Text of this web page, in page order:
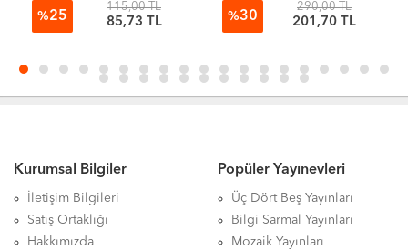
%25
115,00 TL
85,73 TL %30
290,00 TL
201,70 TL
Kurumsal Bilgiler
İletişim Bilgileri
Satış Ortaklığı
Hakkımızda
Popüler Yayınevleri
Üç Dört Beş Yayınları
Bilgi Sarmal Yayınları
Mozaik Yayınları